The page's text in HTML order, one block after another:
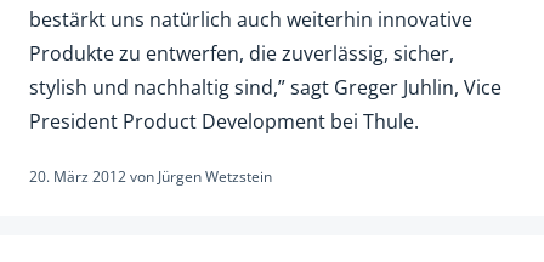
bestärkt uns natürlich auch weiterhin innovative
Produkte zu entwerfen, die zuverlässig, sicher,
stylish und nachhaltig sind,” sagt Greger Juhlin, Vice
President Product Development bei Thule.
20. März 2012von Jürgen Wetzstein